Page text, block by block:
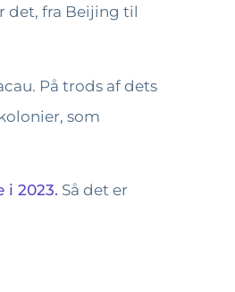
det, fra Beijing til
På trods af dets
som
i 2023. Så det er